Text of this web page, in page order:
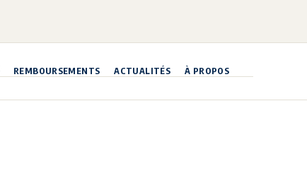
REMBOURSEMENTS ACTUALITÉS À PROPOS